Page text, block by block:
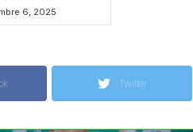
6, 2025
Twitter